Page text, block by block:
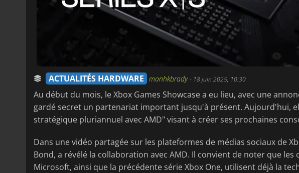
ACTUALITÉS HARDWARE manhkbrady- 18 juin 2025, 10:30
Au début du mois, le Xbox Games Showcase a eu lieu, avec une
gardé secret un partenariat important jusqu'à présent. Aujourd'hui,
stratégique pluriannuel avec AMD" visant à créer ses prochaines
Dans une vidéo partagée sur les plateformes de médias sociaux de
Bond, a révélé la collaboration avec AMD. Il convient de noter que les
Microsoft, ainsi que la précédente série Xbox One, utilisent déjà la